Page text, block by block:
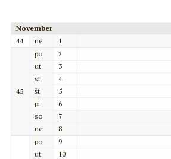
November
44
ne 1
45
po
2
ut
3
st
4
št
5
pi
6
so
7
ne
8
po
9
ut
10